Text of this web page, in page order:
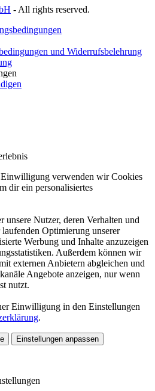
- All rights reserved.
und Widerrufsbelehrung
verwenden wir Cookies
dir ein personalisiertes
unsere Nutzer, deren Verhalten und
Optimierung unserer
Werbung und Inhalte anzuzeigen
Außerdem können wir
externen Anbietern abgleichen und
Angebote anzeigen, nur wenn
nutzt.
Einwilligung in den Einstellungen
.
Einstellungen anpassen